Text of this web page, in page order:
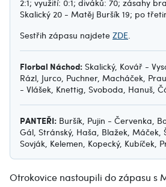
2:1; využití: 0:1; diváků: 70; zásahy
Skalický 20 - Matěj Buršík 19; po
Sestřih zápasu najdete ZDE.
Florbal Náchod: Skalický, Kovář -
Rázl, Jurco, Puchner, Macháček,
- Vlášek, Knettig, Svoboda, Hanuš,
PANTEŘI: Buršík, Pujin - Červenka,
Gál, Stránský, Haša, Blažek,
Sovják, Kelemen, Kopecký, Kubíček,
Otrokovice nastoupili do zápasu s